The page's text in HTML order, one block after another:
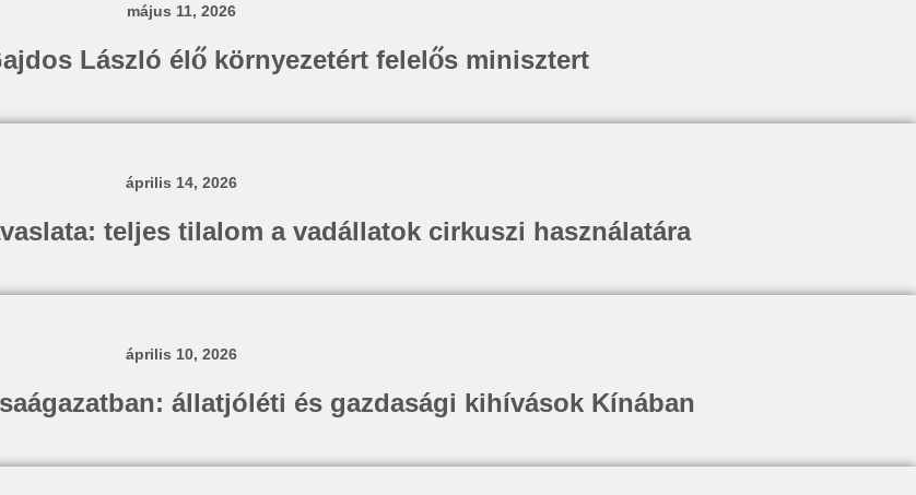
május 11, 2026
László élő környezetért felelős minisztert
április 14, 2026
teljes tilalom a vadállatok cirkuszi használatára
április 10, 2026
állatjóléti és gazdasági kihívások Kínában